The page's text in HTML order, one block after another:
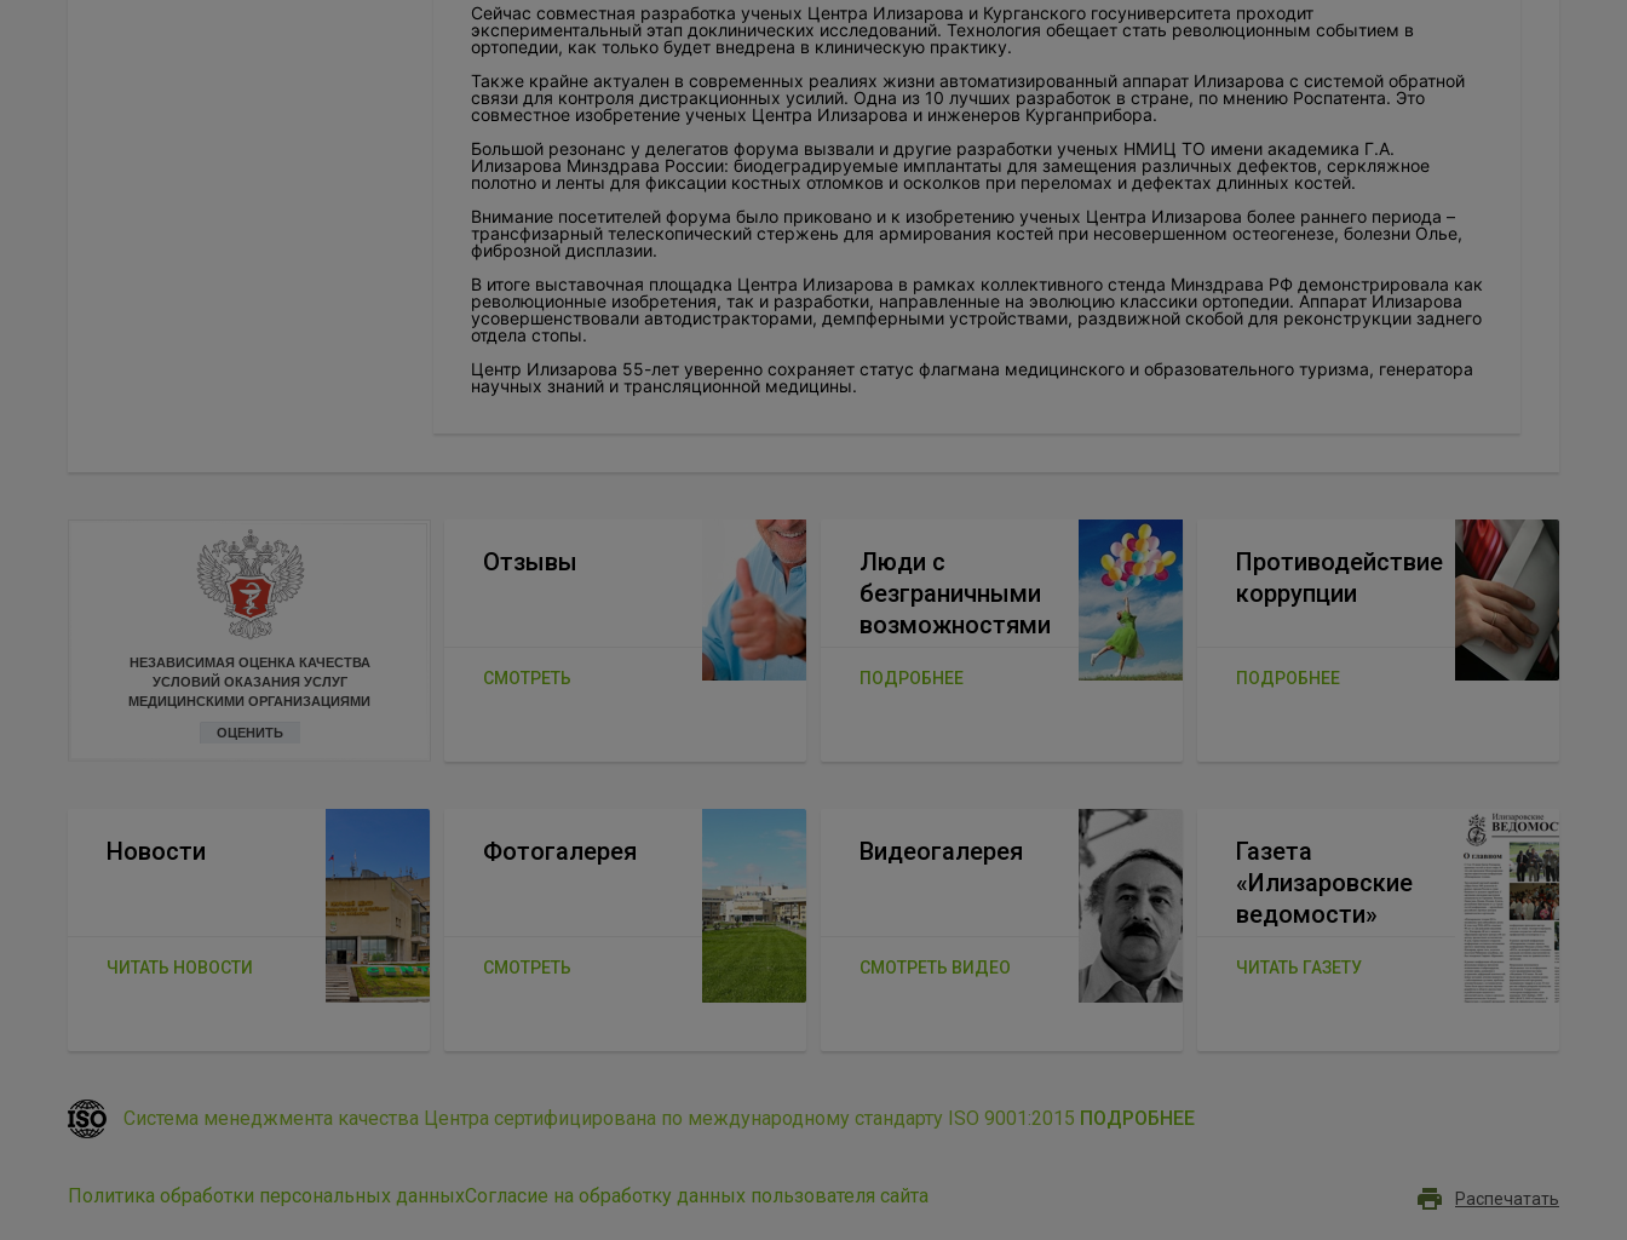
Сейчас совместная разработка ученых Центра Илизарова и Курганского госуниверситета проходит
экспериментальный этап доклинических исследований. Технология обещает стать революционным событием в
ортопедии, как только будет внедрена в клиническую практику.
Также крайне актуален в современных реалиях жизни автоматизированный аппарат Илизарова с системой обратной
связи для контроля дистракционных усилий. Одна из 10 лучших разработок в стране, по мнению Роспатента. Это
совместное изобретение ученых Центра Илизарова и инженеров Курганприбора.
Большой резонанс у делегатов форума вызвали и другие разработки ученых НМИЦ ТО имени академика Г.А.
Илизарова Минздрава России: биодеградируемые имплантаты для замещения различных дефектов, серкляжное
полотно и ленты для фиксации костных отломков и осколков при переломах и дефектах длинных костей.
Внимание посетителей форума было приковано и к изобретению ученых Центра Илизарова более раннего периода –
трансфизарный телескопический стержень для армирования костей при несовершенном остеогенезе, болезни Олье,
фиброзной дисплазии.
В итоге выставочная площадка Центра Илизарова в рамках коллективного стенда Минздрава РФ демонстрировала как
революционные изобретения, так и разработки, направленные на эволюцию классики ортопедии. Аппарат Илизарова
усовершенствовали автодистракторами, демпферными устройствами, раздвижной скобой для реконструкции заднего
отдела стопы.
Центр Илизарова 55-лет уверенно сохраняет статус флагмана медицинского и образовательного туризма, генератора
научных знаний и трансляционной медицины.
НЕЗАВИСИМАЯ ОЦЕНКА КАЧЕСТВА
УСЛОВИЙ ОКАЗАНИЯ УСЛУГ
МЕДИЦИНСКИМИ ОРГАНИЗАЦИЯМИ
ОЦЕНИТЬ
Отзывы
СМОТРЕТЬ
Люди с
безграничными
возможностями
ПОДРОБНЕЕ
Противодействие
коррупции
ПОДРОБНЕЕ
Новости
ЧИТАТЬ НОВОСТИ
Фотогалерея
СМОТРЕТЬ
Видеогалерея
СМОТРЕТЬ ВИДЕО
Газета
«Илизаровские
ведомости»
ЧИТАТЬ ГАЗЕТУ
Система менеджмента качества Центра сертифицирована по международному стандарту ISO 9001:2015 ПОДРОБНЕЕ
Политика обработки персональных данныхСогласие на обработку данных пользователя сайта Распечатать